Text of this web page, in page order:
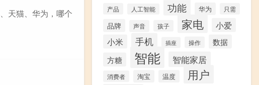
天猫、华为，哪个
产品 人工智能 功能 华为 只需
品牌 声音 孩子 家电
小爱
小米
手机 插座 操作
数据
方糖
智能 智能家居
消费者 淘宝 温度 用户